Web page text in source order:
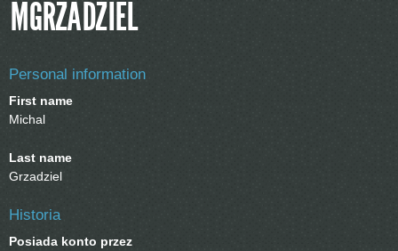
MGRZADZIEL
Personal information
First name
Michal
Last name
Grzadziel
Historia
Posiada konto przez